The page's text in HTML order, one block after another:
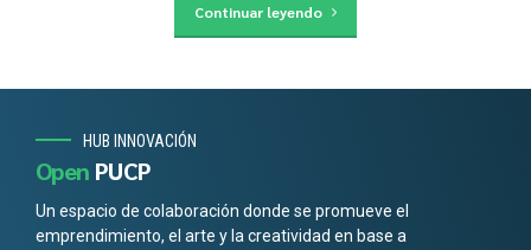
Continuar leyendo
HUB INNOVACIÓN
Open PUCP
Un espacio de colaboración donde se promueve el
emprendimiento, el arte y la creatividad en base a